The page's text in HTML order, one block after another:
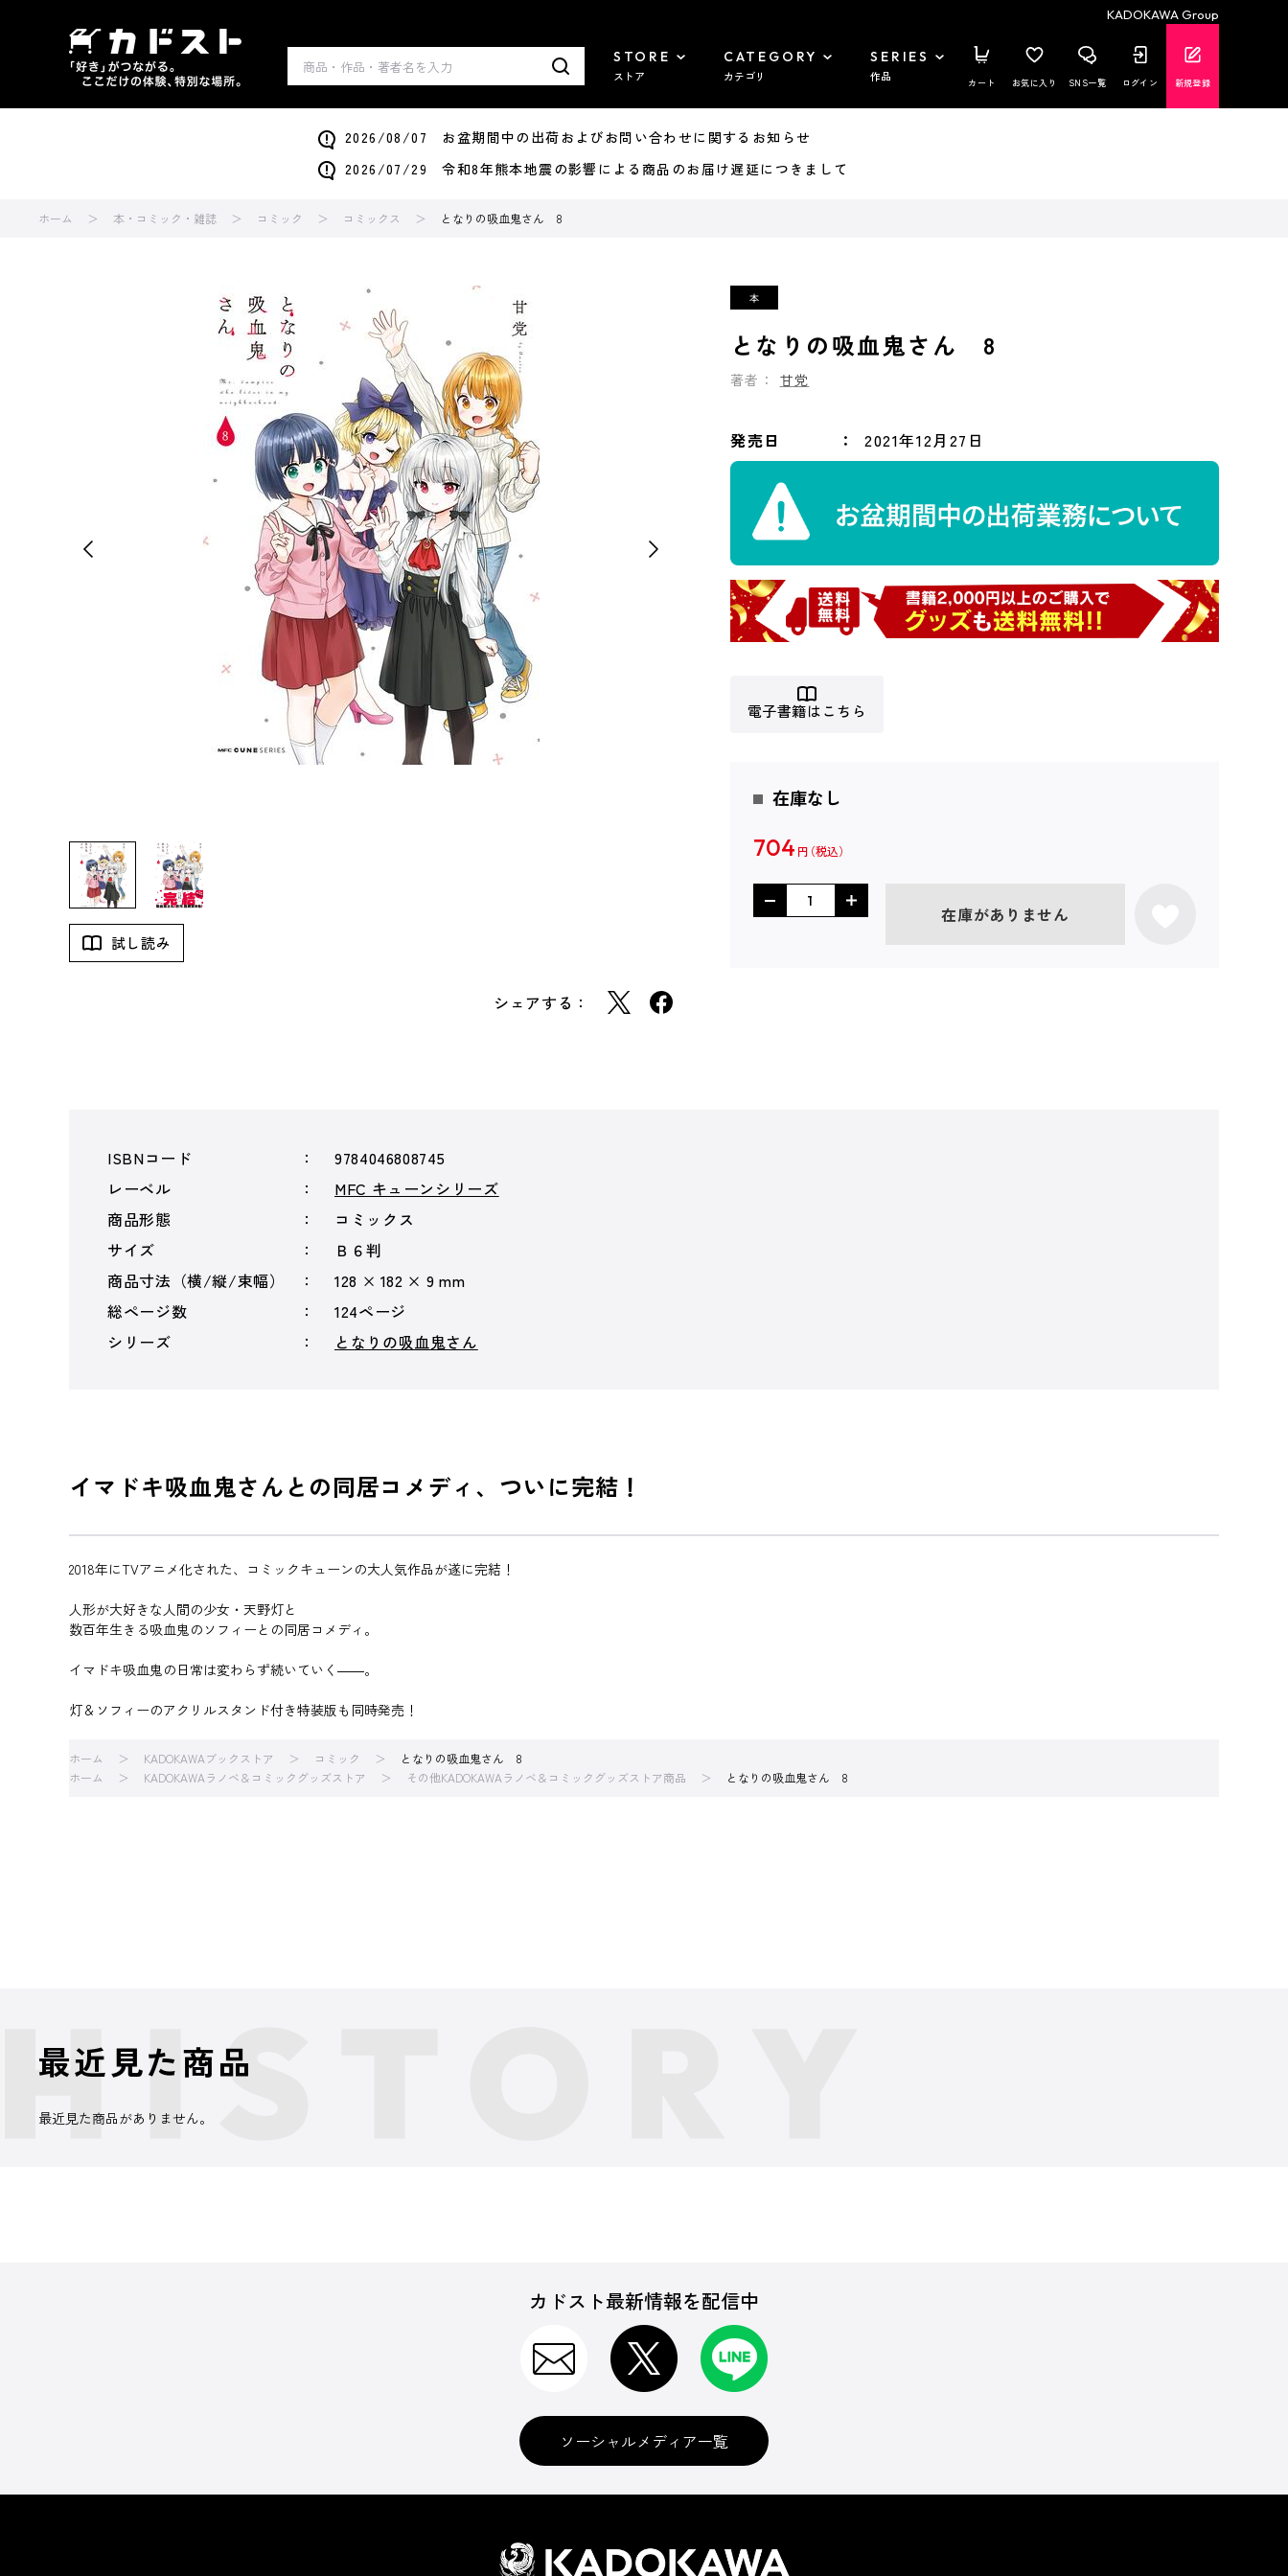
KADOKAWA Group
STORE
ストア
CATEGORY
カテゴリ
SERIES
作品 カート お気に入り SNS一覧 ログイン 新規登録
2026/08/07 お盆期間中の出荷およびお問い合わせに関するお知らせ
2026/07/29 令和8年熊本地震の影響による商品のお届け遅延につきまして
ホーム 本・コミック・雑誌 コミック コミックス となりの吸血鬼さん 8
試し読み
シェアする：
となりの吸血鬼さん 8
著者： 甘党
発売日 2021年12月27日
電子書籍はこちら
在庫なし
704 円
在庫がありません
ISBNコード
9784046808745
レーベル
MFC キューンシリーズ
商品形態
コミックス
サイズ
Ｂ６判
商品寸法（横/縦/束幅）
128 × 182 × 9 mm
総ページ数
124ページ
シリーズ
となりの吸血鬼さん
イマドキ吸血鬼さんとの同居コメディ、ついに完結！
2018年にTVアニメ化された、コミックキューンの大人気作品が遂に完結！
人形が大好きな人間の少女・天野灯と
数百年生きる吸血鬼のソフィーとの同居コメディ。
イマドキ吸血鬼の日常は変わらず続いていく――。
灯＆ソフィーのアクリルスタンド付き特装版も同時発売！
ホーム KADOKAWAブックストア コミック
となりの吸血鬼さん 8
ホーム
KADOKAWAラノベ＆コミックグッズストア その他KADOKAWAラノベ＆コミックグッズストア商品 となりの吸血鬼さん 8
最近見た商品
最近見た商品がありません。
カドスト最新情報を配信中
ソーシャルメディア一覧